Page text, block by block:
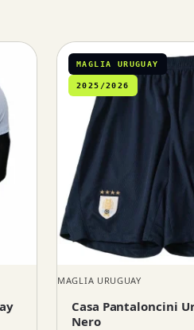
MAGLIA URUGUAY
2025/2026
MAGLIA URUGUAY
Casa Pantaloncini
Nero